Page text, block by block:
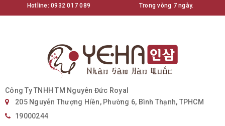
Hotline:0932 017 089 Trong vòng 7 ngày.
Công Ty TNHH TM Nguyên Đức Royal
205 Nguyễn Thượng Hiền, Phường 6, Bình Thạnh, TPHCM
19000244